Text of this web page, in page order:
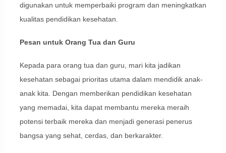
digunakan untuk memperbaiki program dan meningkatkan
kualitas pendidikan kesehatan.
Pesan untuk Orang Tua dan Guru
Kepada para orang tua dan guru, mari kita jadikan
kesehatan sebagai prioritas utama dalam mendidik anak-
anak kita. Dengan memberikan pendidikan kesehatan
yang memadai, kita dapat membantu mereka meraih
potensi terbaik mereka dan menjadi generasi penerus
bangsa yang sehat, cerdas, dan berkarakter.